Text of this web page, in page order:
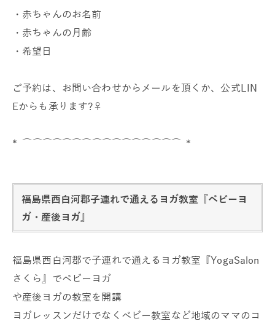
・赤ちゃんのお名前
・赤ちゃんの月齢
・希望日
ご予約は、 お問い合わせからメールを頂くか、公式LIN
Eからも承ります?‍♀️
* ⌒⌒⌒⌒⌒⌒⌒⌒⌒⌒⌒⌒⌒⌒⌒⌒ *
福島県西白河郡子連れで通えるヨガ教室『ベビーヨ
ガ・産後ヨガ』
福島県西白河郡で子連れで通えるヨガ教室『YogaSalon
さくら』でベビーヨガ
や産後ヨガの教室を開講
ヨガレッスンだけでなくベビー教室など地域のママのコ